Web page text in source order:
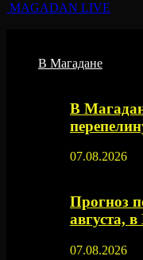
MAGADAN LIVE
В Магадане
В
07.08.2026
Прогноз
августа,
07.08.2026